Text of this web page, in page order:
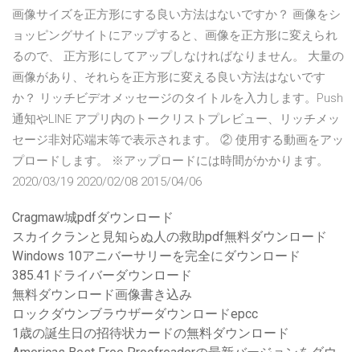
画像サイズを正方形にする良い方法はないですか？ 画像をシ
ョッピングサイトにアップすると、画像を正方形に変えられ
るので、 正方形にしてアップしなければなりません。 大量の
画像があり、それらを正方形に変える良い方法はないです
か？ リッチビデオメッセージのタイトルを入力します。Push
通知やLINE アプリ内のトークリストプレビュー、リッチメッ
セージ非対応端末等で表示されます。 ② 使用する動画をアッ
プロードします。 ※アップロードには時間がかかります。
2020/03/19 2020/02/08 2015/04/06
Cragmaw城pdfダウンロード
スカイクランと見知らぬ人の救助pdf無料ダウンロード
Windows 10アニバーサリーを完全にダウンロード
385.41ドライバーダウンロード
無料ダウンロード画像書き込み
ロックダウンブラウザーダウンロードepcc
1歳の誕生日の招待状カードの無料ダウンロード